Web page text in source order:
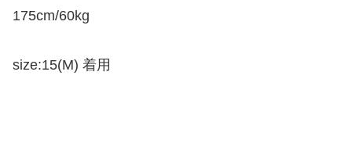
175cm/60kg
size:15(M) 着用